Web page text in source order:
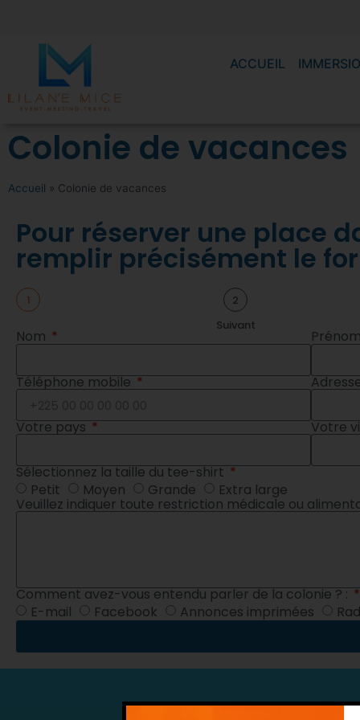
ACCUEIL
Colonie de vacances
Accueil » Colonie de vacances
Pour réserver une place
remplir précisément le
1
2
Suivant
Nom
Téléphone mobile
Votre pays Votre
Sélectionnez la taille du tee-shirt
Petit
Moyen Grande Extra large
Veuillez indiquer toute restriction médicale ou
Comment avez-vous entendu parler de la colonie ? :
E-mail
Facebook Annonces imprimées